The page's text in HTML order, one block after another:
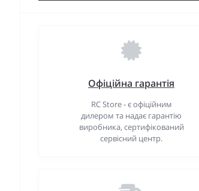
Офіційна гарантія
RC Store - є офіційним
дилером та надає гарантію
виробника, сертифікований
сервісний центр.